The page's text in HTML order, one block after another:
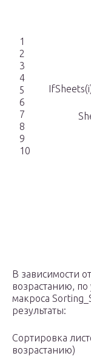
1
2
3
4
5
6
7
8
9
10
В зависимости
возрастанию,
макроса
результаты:
Сортировка
возрастанию)